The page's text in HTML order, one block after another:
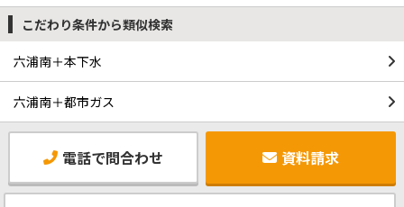
こだわり条件から類似検索
六浦南＋本下水
六浦南＋都市ガス
電話で問合わせ 資料請求